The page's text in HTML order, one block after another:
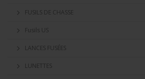
FUSILS DE CHASSE
Fusils US
LANCES FUSÉES
LUNETTES